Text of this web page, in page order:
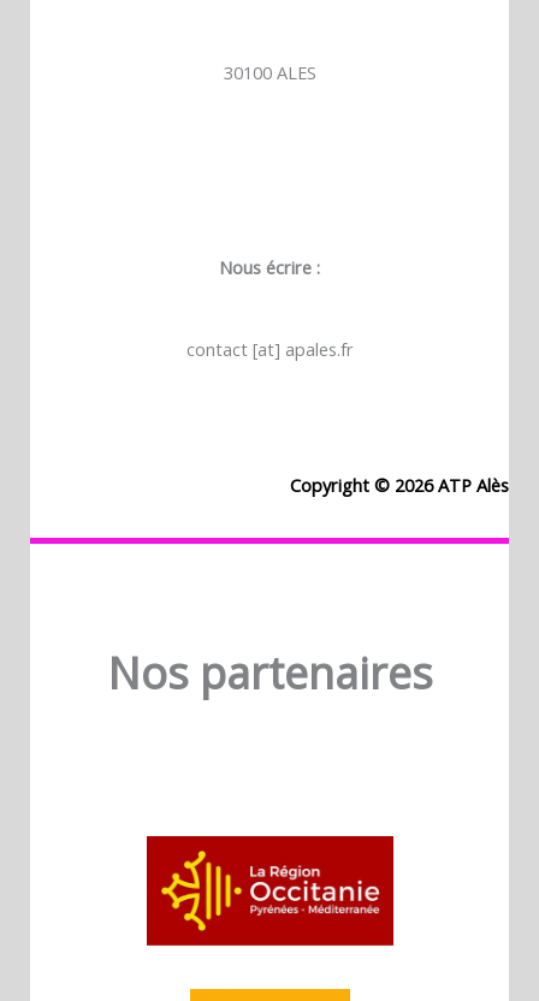
30100 ALES
Nous écrire :
contact [at] apales.fr
Copyright © 2026 ATP Alès
Nos partenaires